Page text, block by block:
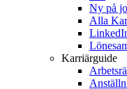
Ny på
Alla
Karriärguide